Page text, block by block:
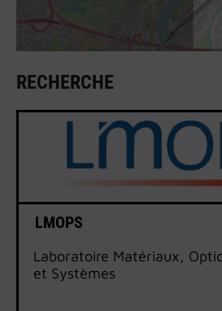
RECHERCHE
LMOPS
Laboratoire Matériaux,
et Systèmes